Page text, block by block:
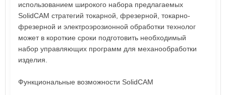
использованием широкого набора предлагаемых
SolidCAM стратегий токарной, фрезерной, токарно-
фрезерной и электроэрозионной обработки технолог
может в короткие сроки подготовить необходимый
набор управляющих программ для механообработки
изделия.
Функциональные возможности SolidCAM